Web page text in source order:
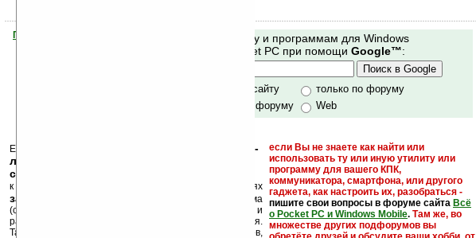
Помогите Ладошкам стать лучше
Поиск по сайту и программам для Windows
Mobile и Pocket PC при помощи Google™:
только по сайту
только по форуму
по сайту и форуму
Web
Еще раз обращаем внимание, что
кейгены, кряки -
лекарства, серийные номера, ключи и
ссылки на варезные сайты
если Вы не знаете как найти или
использовать ту или иную утилиту или
программу для вашего КПК,
коммуникатора, смартфона, или другого
гаджета, как настроить их, разобраться -
пишите свои вопросы в форуме сайта Всё
о Pocket PC и Windows Mobile. Там же, во
множестве других подфорумов вы
к публикации на нашем сайте в комментариях
запрещены
, как и несанкционированная реклама
(спам). Мы поддерживаем авторов программ и
развитие легального программного обеспечения.
Также мы призываем Вас поддерживать авторов,